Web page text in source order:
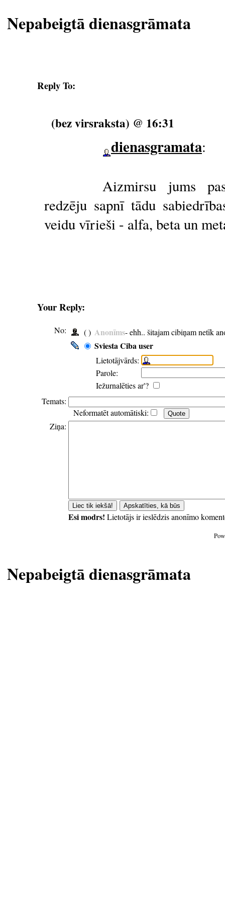
Nepabeigtā dienasgrāmata
Reply To:
(bez virsraksta) @ 16:31
dienasgramata:
Aizmirsu jums
redzēju sapnī tādu
veidu vīrieši - alfa, beta un
Your Reply:
No: ( ) Anonīms- ehh.. šitajam cibiņam netīk
Sviesta Ciba user
Lietotājvārds:
Parole:
Iežurnalēties ar'?
Temats:
Neformatēt automātiski:
Ziņa:
Esi modrs! Lietotājs ir ieslēdzis anonīmo
Nepabeigtā dienasgrāmata